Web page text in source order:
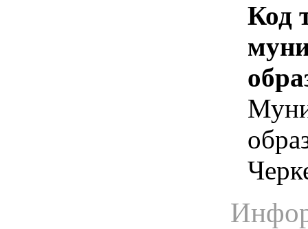
Код